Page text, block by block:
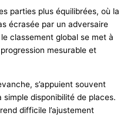
parties plus équilibrées, où la
écrasée par un adversaire
classement global se met à
mesurable et
s’appuient souvent
disponibilité de places.
difficile l’ajustement